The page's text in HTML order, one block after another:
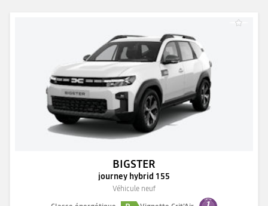
BIGSTER
journey hybrid 155
Véhicule neuf